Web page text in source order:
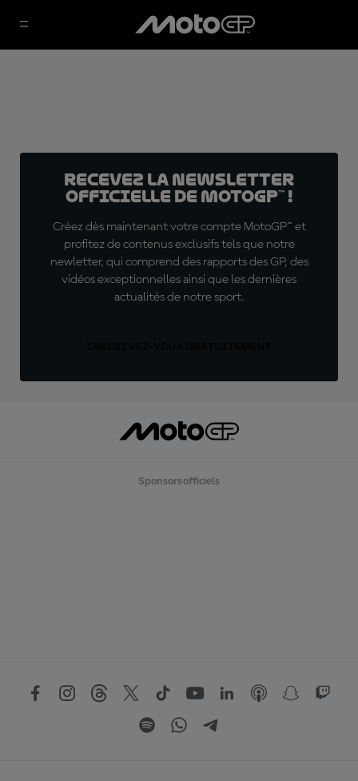
Recevez la Newsletter
officielle de MotoGP™ !
Créez dès maintenant votre compte MotoGP™ et
profitez de contenus exclusifs tels que notre
newletter, qui comprend des rapports des GP, des
vidéos exceptionnelles ainsi que les dernières
actualités de notre sport.
Sponsors officiels